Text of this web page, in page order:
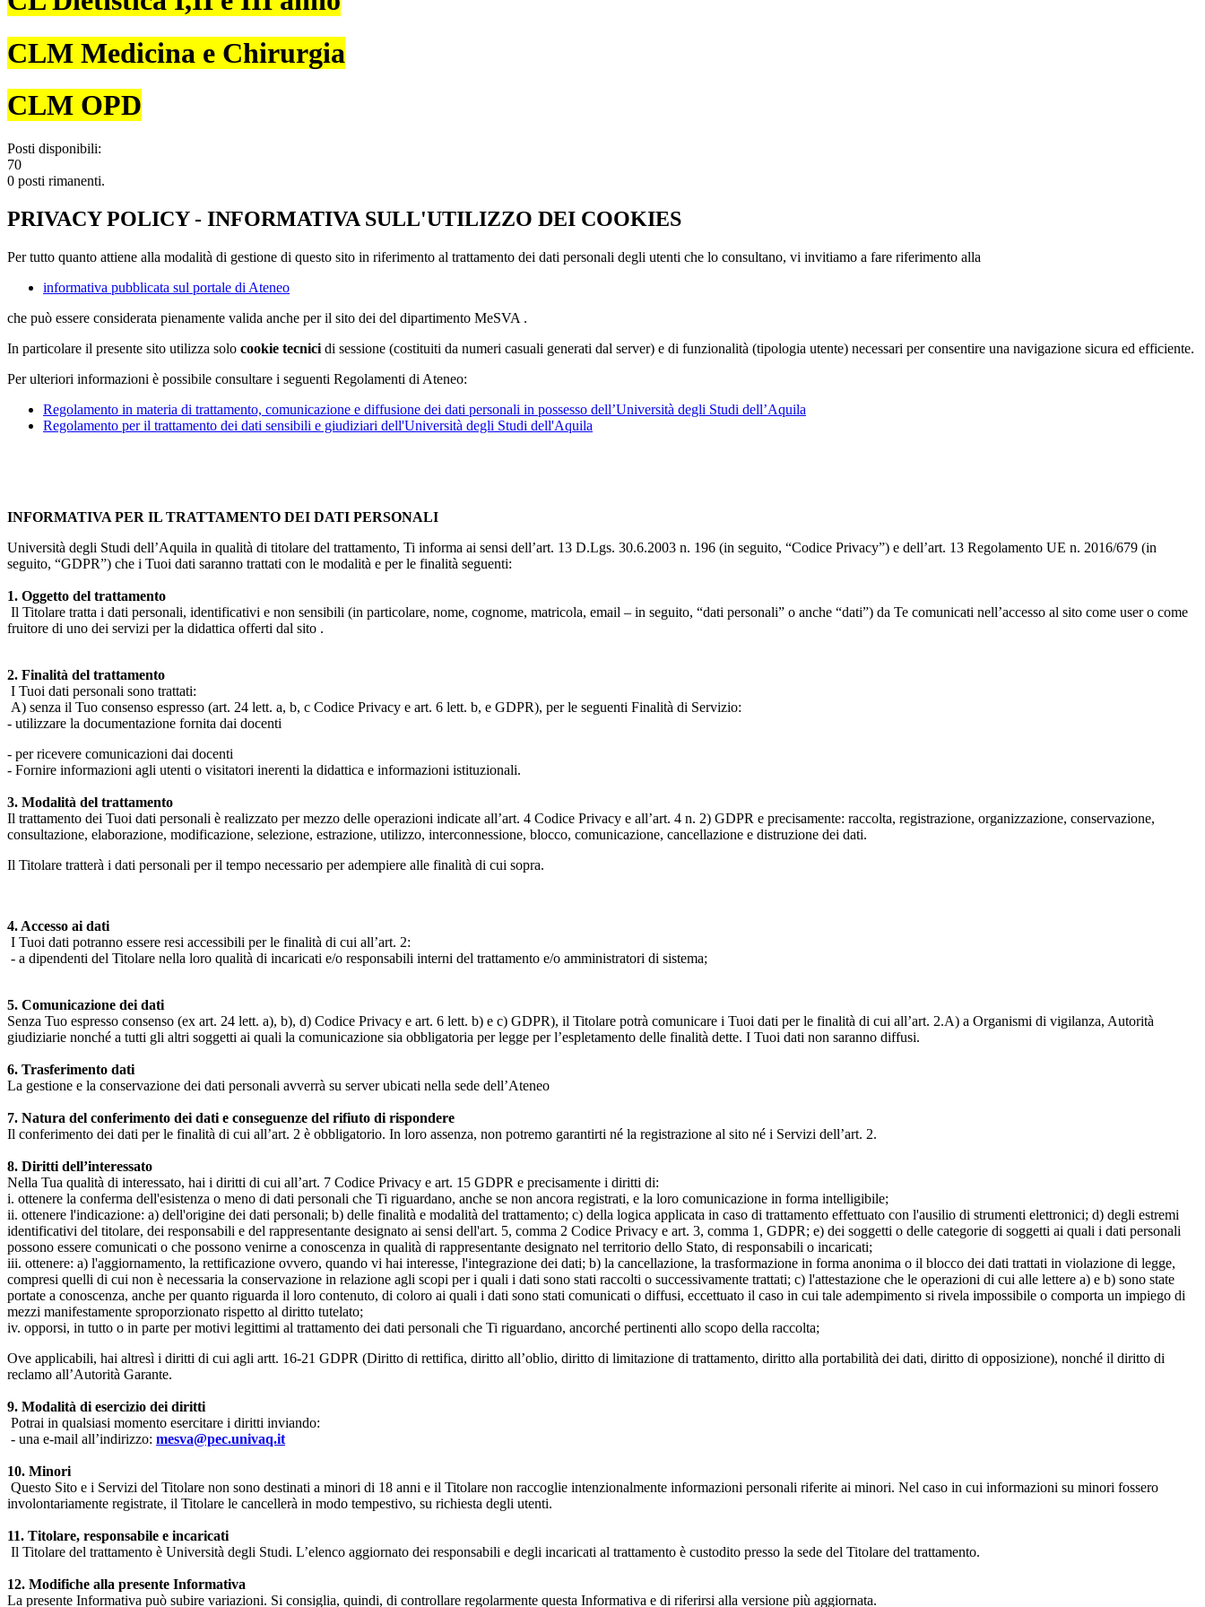
CLM Medicina e Chirurgia
CLM OPD
Posti disponibili:
70
0 posti rimanenti.
PRIVACY POLICY - INFORMATIVA SULL'UTILIZZO DEI COOKIES
Per tutto quanto attiene alla modalità di gestione di questo sito in riferimento al trattamento dei dati personali degli utenti che lo consultano, vi invitiamo a fare riferimento alla
informativa pubblicata sul portale di Ateneo
che può essere considerata pienamente valida anche per il sito dei del dipartimento MeSVA .
In particolare il presente sito utilizza solo cookie tecnici di sessione (costituiti da numeri casuali generati dal server) e di funzionalità (tipologia utente) necessari per consentire una navigazione sicura ed efficiente.
Per ulteriori informazioni è possibile consultare i seguenti Regolamenti di Ateneo:
Regolamento in materia di trattamento, comunicazione e diffusione dei dati personali in possesso dell’Università degli Studi dell’Aquila
Regolamento per il trattamento dei dati sensibili e giudiziari dell'Università degli Studi dell'Aquila
INFORMATIVA PER IL TRATTAMENTO DEI DATI PERSONALI
Università degli Studi dell’Aquila in qualità di titolare del trattamento, Ti informa ai sensi dell’art. 13 D.Lgs. 30.6.2003 n. 196 (in seguito, “Codice Privacy”) e dell’art. 13 Regolamento UE n. 2016/679 (in
seguito, “GDPR”) che i Tuoi dati saranno trattati con le modalità e per le finalità seguenti:
1. Oggetto del trattamento
Il Titolare tratta i dati personali, identificativi e non sensibili (in particolare, nome, cognome, matricola, email – in seguito, “dati personali” o anche “dati”) da Te comunicati nell’accesso al sito come user o come
fruitore di uno dei servizi per la didattica offerti dal sito .
2. Finalità del trattamento
I Tuoi dati personali sono trattati:
A) senza il Tuo consenso espresso (art. 24 lett. a, b, c Codice Privacy e art. 6 lett. b, e GDPR), per le seguenti Finalità di Servizio:
- utilizzare la documentazione fornita dai docenti
- per ricevere comunicazioni dai docenti
- Fornire informazioni agli utenti o visitatori inerenti la didattica e informazioni istituzionali.
3. Modalità del trattamento
Il trattamento dei Tuoi dati personali è realizzato per mezzo delle operazioni indicate all’art. 4 Codice Privacy e all’art. 4 n. 2) GDPR e precisamente: raccolta, registrazione, organizzazione, conservazione,
consultazione, elaborazione, modificazione, selezione, estrazione, utilizzo, interconnessione, blocco, comunicazione, cancellazione e distruzione dei dati.
Il Titolare tratterà i dati personali per il tempo necessario per adempiere alle finalità di cui sopra.
4. Accesso ai dati
I Tuoi dati potranno essere resi accessibili per le finalità di cui all’art. 2:
- a dipendenti del Titolare nella loro qualità di incaricati e/o responsabili interni del trattamento e/o amministratori di sistema;
5. Comunicazione dei dati
Senza Tuo espresso consenso (ex art. 24 lett. a), b), d) Codice Privacy e art. 6 lett. b) e c) GDPR), il Titolare potrà comunicare i Tuoi dati per le finalità di cui all’art. 2.A) a Organismi di vigilanza, Autorità
giudiziarie nonché a tutti gli altri soggetti ai quali la comunicazione sia obbligatoria per legge per l’espletamento delle finalità dette. I Tuoi dati non saranno diffusi.
6. Trasferimento dati
La gestione e la conservazione dei dati personali avverrà su server ubicati nella sede dell’Ateneo
7. Natura del conferimento dei dati e conseguenze del rifiuto di rispondere
Il conferimento dei dati per le finalità di cui all’art. 2 è obbligatorio. In loro assenza, non potremo garantirti né la registrazione al sito né i Servizi dell’art. 2.
8. Diritti dell’interessato
Nella Tua qualità di interessato, hai i diritti di cui all’art. 7 Codice Privacy e art. 15 GDPR e precisamente i diritti di:
i. ottenere la conferma dell'esistenza o meno di dati personali che Ti riguardano, anche se non ancora registrati, e la loro comunicazione in forma intelligibile;
ii. ottenere l'indicazione: a) dell'origine dei dati personali; b) delle finalità e modalità del trattamento; c) della logica applicata in caso di trattamento effettuato con l'ausilio di strumenti elettronici; d) degli estremi
identificativi del titolare, dei responsabili e del rappresentante designato ai sensi dell'art. 5, comma 2 Codice Privacy e art. 3, comma 1, GDPR; e) dei soggetti o delle categorie di soggetti ai quali i dati personali
possono essere comunicati o che possono venirne a conoscenza in qualità di rappresentante designato nel territorio dello Stato, di responsabili o incaricati;
iii. ottenere: a) l'aggiornamento, la rettificazione ovvero, quando vi hai interesse, l'integrazione dei dati; b) la cancellazione, la trasformazione in forma anonima o il blocco dei dati trattati in violazione di legge,
compresi quelli di cui non è necessaria la conservazione in relazione agli scopi per i quali i dati sono stati raccolti o successivamente trattati; c) l'attestazione che le operazioni di cui alle lettere a) e b) sono state
portate a conoscenza, anche per quanto riguarda il loro contenuto, di coloro ai quali i dati sono stati comunicati o diffusi, eccettuato il caso in cui tale adempimento si rivela impossibile o comporta un impiego di
mezzi manifestamente sproporzionato rispetto al diritto tutelato;
iv. opporsi, in tutto o in parte per motivi legittimi al trattamento dei dati personali che Ti riguardano, ancorché pertinenti allo scopo della raccolta;
Ove applicabili, hai altresì i diritti di cui agli artt. 16-21 GDPR (Diritto di rettifica, diritto all’oblio, diritto di limitazione di trattamento, diritto alla portabilità dei dati, diritto di opposizione), nonché il diritto di
reclamo all’Autorità Garante.
9. Modalità di esercizio dei diritti
Potrai in qualsiasi momento esercitare i diritti inviando:
- una e-mail all’indirizzo: mesva@pec.univaq.it
10. Minori
Questo Sito e i Servizi del Titolare non sono destinati a minori di 18 anni e il Titolare non raccoglie intenzionalmente informazioni personali riferite ai minori. Nel caso in cui informazioni su minori fossero
involontariamente registrate, il Titolare le cancellerà in modo tempestivo, su richiesta degli utenti.
11. Titolare, responsabile e incaricati
Il Titolare del trattamento è Università degli Studi. L’elenco aggiornato dei responsabili e degli incaricati al trattamento è custodito presso la sede del Titolare del trattamento.
12. Modifiche alla presente Informativa
La presente Informativa può subire variazioni. Si consiglia, quindi, di controllare regolarmente questa Informativa e di riferirsi alla versione più aggiornata.